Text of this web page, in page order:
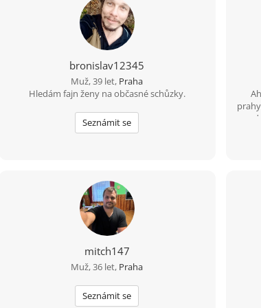
bronislav12345
Muž, 39 let, Praha
Hledám fajn ženy na občasné schůzky.
Seznámit se
mitch147
Muž, 36 let, Praha
Seznámit se